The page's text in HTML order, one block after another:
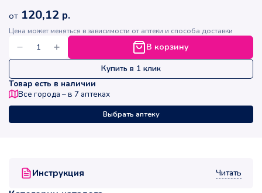
Инструкция Читать
от 120,12 р.
Цена может меняться в зависимости от аптеки и способа доставки
В корзину
Купить в 1 клик
Товар есть в наличии
Все города – в 7 аптеках
Выбрать аптеку